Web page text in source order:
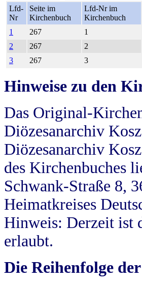
Lfd-
Nr
Seite im
Kirchenbuch
Lfd-Nr im
Kirchenbuch
1
267 1
2
267 2
3
267 3
Hinweise zu den
Das Original-
Diözesanarchiv
Diözesanarchiv
des Kirchenbuches
Schwank-Straße 8,
Heimatkreises
Hinweis: Derzeit ist
erlaubt.
Die Reihenfolge